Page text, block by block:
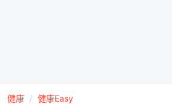
健康 健康Easy